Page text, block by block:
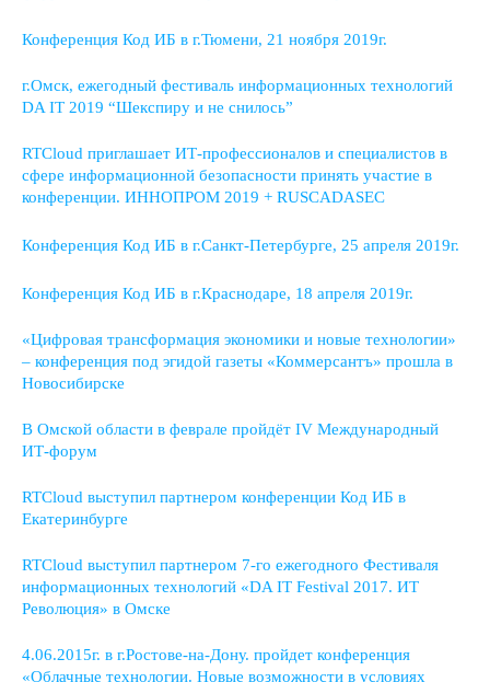
Конференция Код ИБ в г.Тюмени, 21 ноября 2019г.
г.Омск, ежегодный фестиваль информационных технологий
DA IT 2019 “Шекспиру и не снилось”
RTCloud приглашает ИТ-профессионалов и специалистов в
сфере информационной безопасности принять участие в
конференции. ИННОПРОМ 2019 + RUSCADASEC
Конференция Код ИБ в г.Санкт-Петербурге, 25 апреля 2019г.
Конференция Код ИБ в г.Краснодаре, 18 апреля 2019г.
«Цифровая трансформация экономики и новые технологии»
– конференция под эгидой газеты «Коммерсантъ» прошла в
Новосибирске
В Омской области в феврале пройдёт IV Международный
ИТ-форум
RTCloud выступил партнером конференции Код ИБ в
Екатеринбурге
RTCloud выступил партнером 7-го ежегодного Фестиваля
информационных технологий «DA IT Festival 2017. ИТ
Революция» в Омске
4.06.2015г. в г.Ростове-на-Дону. пройдет конференция
«Облачные технологии. Новые возможности в условиях